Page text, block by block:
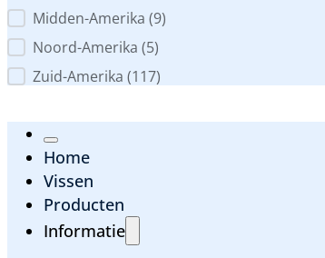
Midden-Amerika (9)
Noord-Amerika (5)
Zuid-Amerika (117)
Home
Vissen
Producten
Informatie